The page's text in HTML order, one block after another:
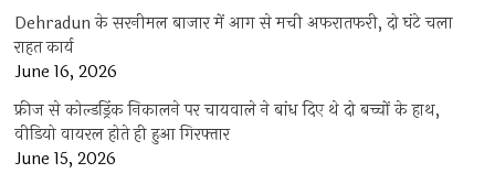
Dehradun के सरनीमल बाजार में आग से मची अफरातफरी, दो घंटे चला
राहत कार्य
June 16, 2026
फ्रीज से कोल्डड्रिंक निकालने पर चायवाले ने बांध दिए थे दो बच्चों के हाथ,
वीडियो वायरल होते ही हुआ गिरफ्तार
June 15, 2026